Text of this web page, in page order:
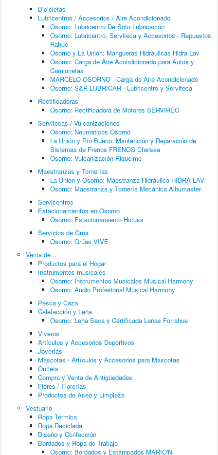
Bicicletas
Lubricentros / Accesorios / Aire Acondicionado
Osorno: Lubricentro De Soto Lubricación
Osorno: Lubricentro, Serviteca y Accesorios - Repuestos
Rahue
Osorno y La Unión: Mangueras Hidráulicas Hidra-Lav
Osorno: Carga de Aire Acondicionado para Autos y
Camionetas
MARCELO OSORNO - Carga de Aire Acondicionado
Osorno: S&R LUBRICAR - Lubricentro y Serviteca
Rectificadoras
Osorno: Rectificadora de Motores SERVIREC
Servitecas / Vulcanizaciones
Osorno: Neumáticos Osorno
La Unión y Río Bueno: Mantención y Reparación de
Sistemas de Frenos FRENOS Chelsea
Osorno: Vulcanización Riquelme
Maestranzas y Tornerías
La Unión y Osorno: Maestranza Hidráulica HIDRA LAV
Osorno: Maestranza y Tornería Mecánica Albumaster
Servicentros
Estacionamientos en Osorno
Osorno: Estacionamiento Horuss
Servicios de Grúa
Osorno: Grúas VIVE
Venta de...
Productos para el Hogar
Instrumentos musicales
Osorno: Instrumentos Musicales Musical Harmony
Osorno: Audio Profesional Musical Harmony
Pesca y Caza
Calefacción y Leña
Osorno: Leña Seca y Certificada Leñas Forrahue
Viveros
Artículos y Accesorios Deportivos
Joyerías
Mascotas / Artículos y Accesorios para Mascotas
Outlets
Compra y Venta de Antigüedades
Flores / Florerías
Productos de Aseo y Limpieza
Vestuario
Ropa Térmica
Ropa Reciclada
Diseño y Confección
Bordados y Ropa de Trabajo
Osorno: Bordados y Estampados MARIO'N